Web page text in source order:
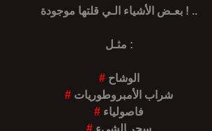
بعـض الأشياء الـي قلتها موجودة ! ..
مثـل :
# الوشاح
# شراب الأمبروطوريات
# فاصولياء
# سحر الشيء